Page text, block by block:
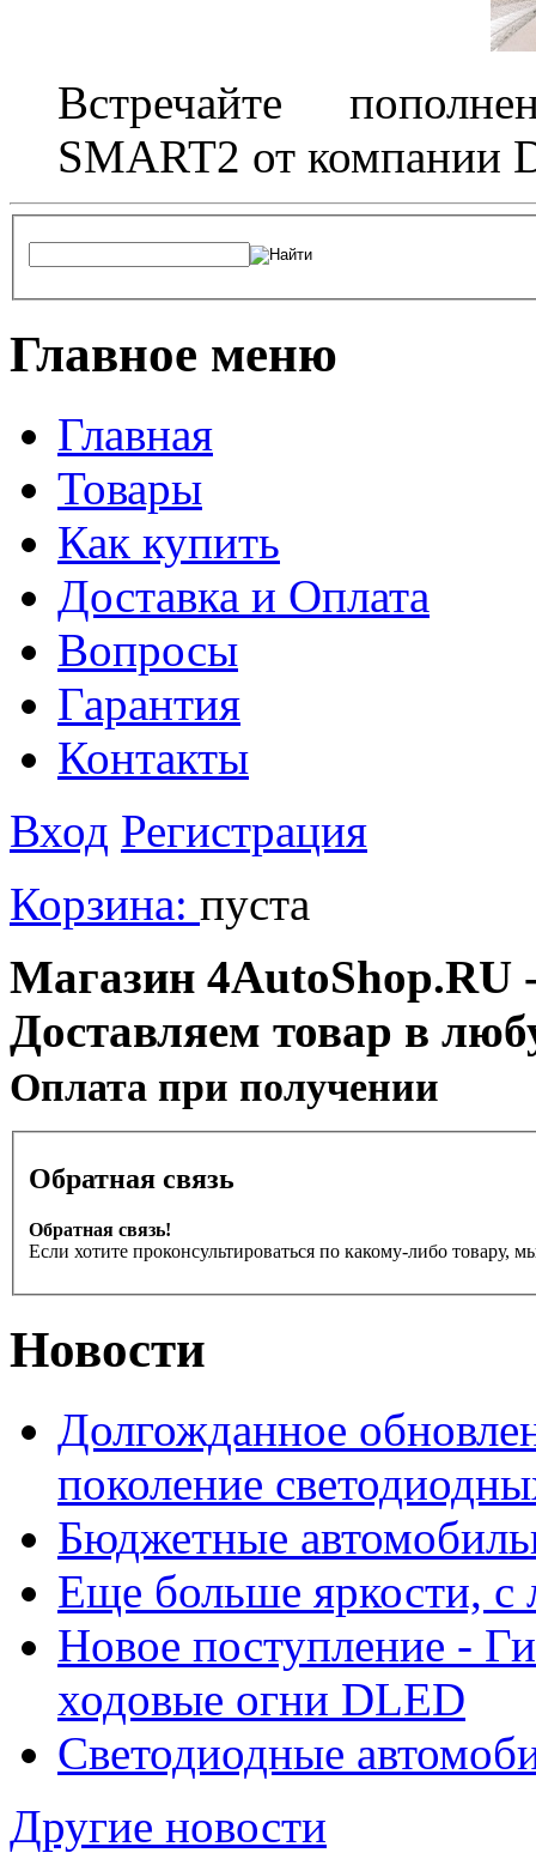
Встречайте
SMART2 от компании
Главное меню
Главная
Товары
Как купить
Доставка и Оплата
Вопросы
Гарантия
Контакты
Вход Регистрация
Корзина: пуста
Магазин 4AutoShop.RU
Доставляем товар в
Оплата при получении
Обратная связь
Обратная связь!
Если хотите проконсультироваться по какому-либо товару,
Новости
Долгожданное
поколение
Бюджетные
Еще больше яркости,
Новое поступление -
ходовые огни DLED
Светодиодные
Другие новости